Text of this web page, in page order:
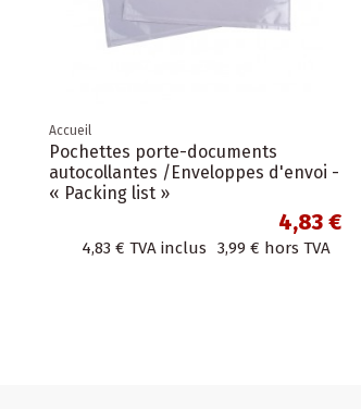
Accueil
Pochettes porte-documents
autocollantes /Enveloppes d'envoi -
« Packing list »
4,83 €
4,83 € TVA inclus 3,99 € hors TVA